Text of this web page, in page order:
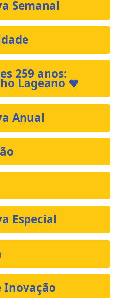
Semanal
259 anos:
Lageano ❤️
Anual
Especial
Inovação